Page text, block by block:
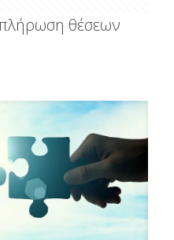
πλήρωση θέσεων